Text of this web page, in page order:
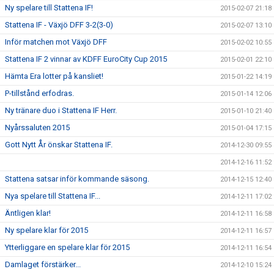
Ny spelare till Stattena IF! 2015-02-07 21:18
Stattena IF - Växjö DFF 3-2(3-0) 2015-02-07 13:10
Inför matchen mot Växjö DFF 2015-02-02 10:55
Stattena IF 2 vinnar av KDFF EuroCity Cup 2015 2015-02-01 22:10
Hämta Era lotter på kansliet! 2015-01-22 14:19
P-tillstånd erfodras. 2015-01-14 12:06
Ny tränare duo i Stattena IF Herr. 2015-01-10 21:40
Nyårssaluten 2015 2015-01-04 17:15
Gott Nytt År önskar Stattena IF. 2014-12-30 09:55
2014-12-16 11:52
Stattena satsar inför kommande säsong. 2014-12-15 12:40
Nya spelare till Stattena IF... 2014-12-11 17:02
Äntligen klar! 2014-12-11 16:58
Ny spelare klar för 2015 2014-12-11 16:57
Ytterliggare en spelare klar för 2015 2014-12-11 16:54
Damlaget förstärker... 2014-12-10 15:24